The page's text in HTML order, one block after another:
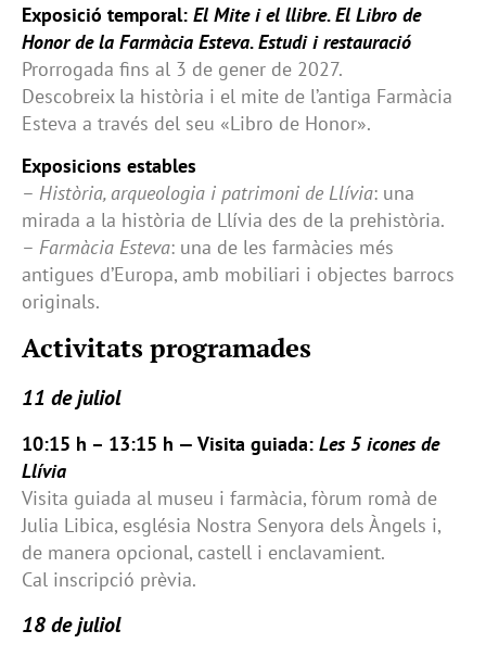
Exposició temporal: El Mite i el llibre. El Libro de
Honor de la Farmàcia Esteva. Estudi i restauració
Prorrogada fins al 3 de gener de 2027.
Descobreix la història i el mite de l’antiga Farmàcia
Esteva a través del seu «Libro de Honor».
Exposicions estables
– Història, arqueologia i patrimoni de Llívia: una
mirada a la història de Llívia des de la prehistòria.
– Farmàcia Esteva: una de les farmàcies més
antigues d’Europa, amb mobiliari i objectes barrocs
originals.
Activitats programades
11 de juliol
10:15 h – 13:15 h — Visita guiada: Les 5 icones de
Llívia
Visita guiada al museu i farmàcia, fòrum romà de
Julia Libica, església Nostra Senyora dels Àngels i,
de manera opcional, castell i enclavamient.
Cal inscripció prèvia.
18 de juliol